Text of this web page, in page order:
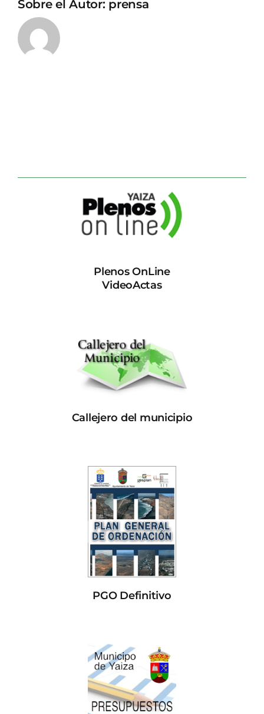
Sobre el Autor: prensa
Plenos OnLine
VideoActas
Callejero del municipio
PGO Definitivo